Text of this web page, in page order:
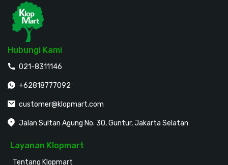
Hubungi Kami
021-8311146
+62818777092
customer@klopmart.com
Jalan Sultan Agung No. 30, Guntur, Jakarta Selatan
Layanan Klopmart
Tentang Klopmart